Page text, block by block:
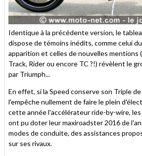
Identique à la précédente version, le
dispose de témoins inédits, comme celui
apparition et celles de nouvelles mentions
Track, Rider ou encore TC ?!) révèlent le
par Triumph...
En effet, si la Speed conserve son Triple
l'empêche nullement de faire le plein
cette année l'accélérateur ride-by-wire,
ont pu doter leur maxiroadster 2016 de
modes de conduite, des assistances
sur ses rivaux.